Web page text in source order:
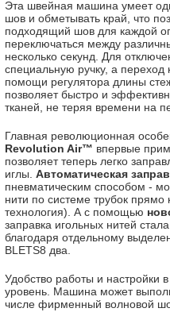
Эта швейная машина умеет
шов и обметывать край, что
подходящий шов для каждой
переключаться между
несколько секунд. Для
специальную ручку, а
помощи регулятора длины
позволяет быстро и
тканей, не теряя времени на
Главная революционная
Revolution Air™ впервые
позволяет теперь легко
иглы. Автоматическая
пневматическим способом -
нити по системе трубок прямо
технология). А с помощью
заправка игольных нитей
благодаря отдельному
BLETS8 два.
Удобство работы и настройки
уровень. Машина может
числе фирменный волновой